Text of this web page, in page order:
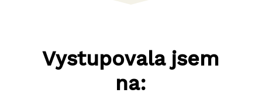
Vystupovala jsem
na: